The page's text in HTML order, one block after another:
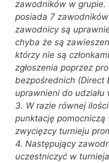
zawodników w
posiada 7
zawodnicy są
chyba że są
którzy nie są
zgłoszenia poprzez
bezpośrednich (Direct
uprawnieni do
3. W razie równej
punktację pomocniczą
zwycięzcy turnieju
4. Następujący
uczestniczyć w